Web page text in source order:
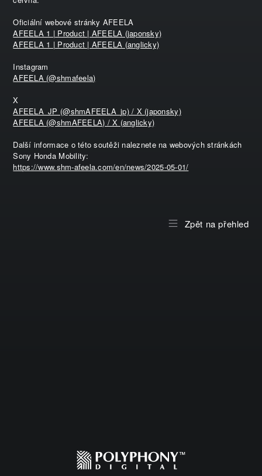
Oficiální webové stránky AFEELA
AFEELA 1 | Product | AFEELA (japonsky)
AFEELA 1 | Product | AFEELA (anglicky)
Instagram
AFEELA (@shmafeela)
X
AFEELA_JP (@shmAFEELA_jp) / X (japonsky)
AFEELA (@shmAFEELA) / X (anglicky)
Další informace o této soutěži naleznete na webových stránkách
Sony Honda Mobility:
https://www.shm-afeela.com/en/news/2025-05-01/
Zpět na přehled